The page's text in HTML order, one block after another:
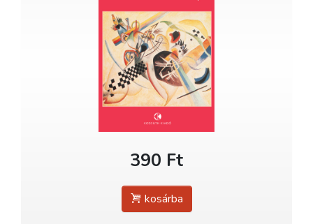
390 Ft
kosárba